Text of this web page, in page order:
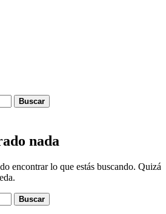
nada
encontrar lo que estás buscando. Quizá